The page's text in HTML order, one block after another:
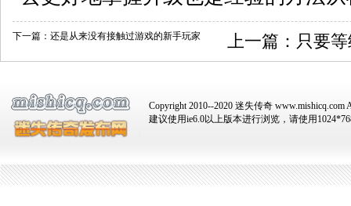
下一篇： 还是从来没有接触过游戏的新手玩家 上一篇： 只要
Copyright 2010--2020 迷失传奇 www.mishicq.com
建议使用ie6.0以上版本进行浏览，请使用